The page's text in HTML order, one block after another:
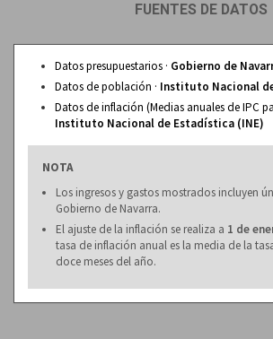
FUENTES DE DATOS
Datos presupuestarios · Gobierno de
Datos de población · Instituto Nacional
Datos de inflación (Medias anuales de IPC
Instituto Nacional de Estadística (INE)
NOTA
Los ingresos y gastos mostrados incluyen
Gobierno de Navarra.
El ajuste de la inflación se realiza a 1 de
tasa de inflación anual es la media de la
doce meses del año.